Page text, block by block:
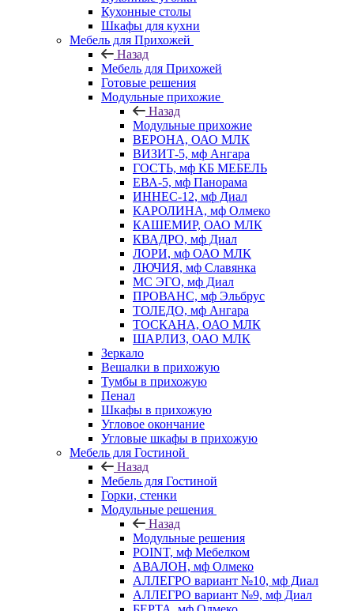
Кухонные столы
Шкафы для кухни
Мебель для Прихожей
Назад
Мебель для Прихожей
Готовые решения
Модульные прихожие
Назад
Модульные прихожие
ВЕРОНА, ОАО МЛК
ВИЗИТ-5, мф Ангара
ГОСТЬ, мф КБ МЕБЕЛЬ
ЕВА-5, мф Панорама
ИННЕС-12, мф Диал
КАРОЛИНА, мф Олмеко
КАШЕМИР, ОАО МЛК
КВАДРО, мф Диал
ЛОРИ, мф ОАО МЛК
ЛЮЧИЯ, мф Славянка
МС ЭГО, мф Диал
ПРОВАНС, мф Эльбрус
ТОЛЕДО, мф Ангара
ТОСКАНА, ОАО МЛК
ШАРЛИЗ, ОАО МЛК
Зеркало
Вешалки в прихожую
Тумбы в прихожую
Пенал
Шкафы в прихожую
Угловое окончание
Угловые шкафы в прихожую
Мебель для Гостиной
Назад
Мебель для Гостиной
Горки, стенки
Модульные решения
Назад
Модульные решения
POINT, мф Мебелком
АВАЛОН, мф Олмеко
АЛЛЕГРО вариант №10, мф Диал
АЛЛЕГРО вариант №9, мф Диал